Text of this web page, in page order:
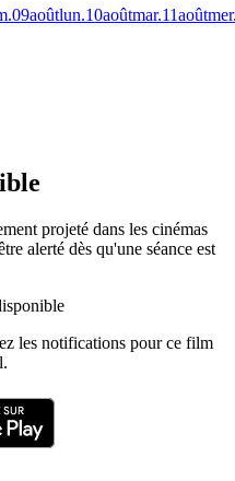
09aoûtlun.10aoûtmar.11août
projeté dans les cinémas
alerté dès qu'une séance est
les notifications pour ce film